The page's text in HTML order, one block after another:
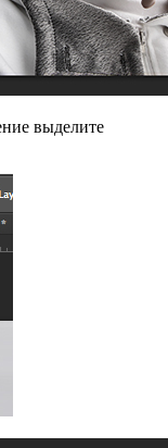
выделите